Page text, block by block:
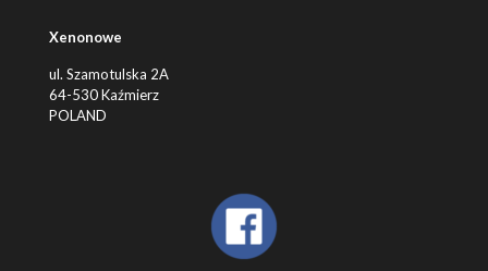
Xenonowe
ul. Szamotulska 2A
64-530 Kaźmierz
POLAND